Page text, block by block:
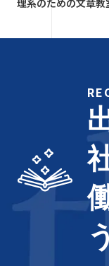
理系のための文章